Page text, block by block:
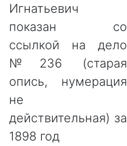
Игнатьевич
показан со
ссылкой на дело
№236 (старая
опись, нумерация
не
действительная) за
1898 год